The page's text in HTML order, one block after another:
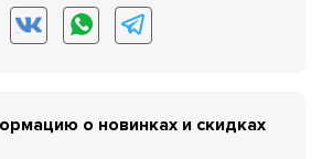
о новинках и скидках